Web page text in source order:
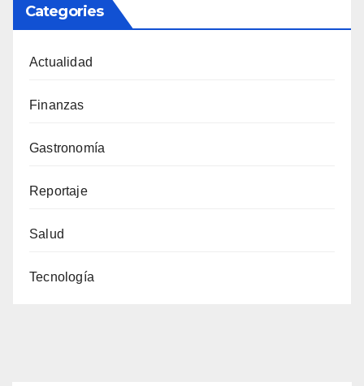
Categories
Actualidad
Finanzas
Gastronomía
Reportaje
Salud
Tecnología